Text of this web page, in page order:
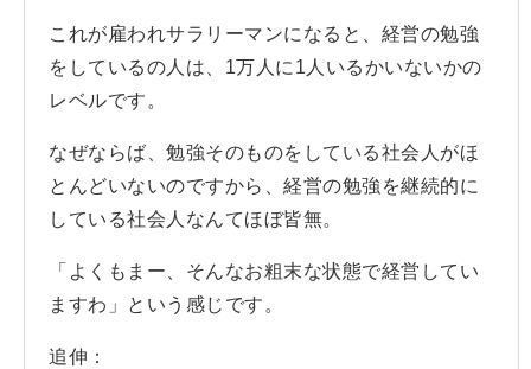
これが雇われサラリーマンになると、経営の勉強
をしているの人は、1万人に1人いるかいないかの
レベルです。
なぜならば、勉強そのものをしている社会人がほ
とんどいないのですから、経営の勉強を継続的に
している社会人なんてほぼ皆無。
「よくもまー、そんなお粗末な状態で経営してい
ますわ」という感じです。
追伸：